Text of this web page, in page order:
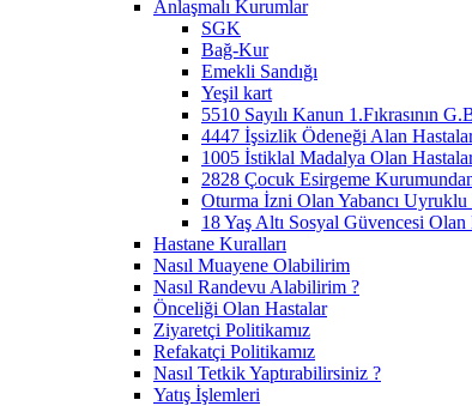
Anlaşmalı Kurumlar
SGK
Bağ-Kur
Emekli Sandığı
Yeşil kart
5510 Sayılı Kanun 1.Fıkrasının
4447 İşsizlik Ödeneği Alan
1005 İstiklal Madalya Olan
2828 Çocuk Esirgeme
Oturma İzni Olan Yabancı Uyruklu
18 Yaş Altı Sosyal Güvencesi Olan
Hastane Kuralları
Nasıl Muayene Olabilirim
Nasıl Randevu Alabilirim ?
Önceliği Olan Hastalar
Ziyaretçi Politikamız
Refakatçi Politikamız
Nasıl Tetkik Yaptırabilirsiniz ?
Yatış İşlemleri